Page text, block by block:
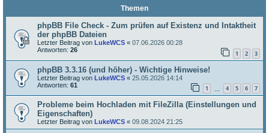
Themen
phpBB File Check - Zum prüfen auf Existenz und Intaktheit
der phpBB Dateien
Letzter Beitrag von LukeWCS « 07.06.2026 00:28
Antworten: 26 1 2 3
phpBB 3.3.16 (und höher) - Wichtige Hinweise!
Letzter Beitrag von LukeWCS « 25.05.2026 14:14
Antworten: 61 1 4 5 6 7
Probleme beim Hochladen mit FileZilla (Einstellungen und
Eigenschaften)
Letzter Beitrag von LukeWCS « 09.08.2024 21:25